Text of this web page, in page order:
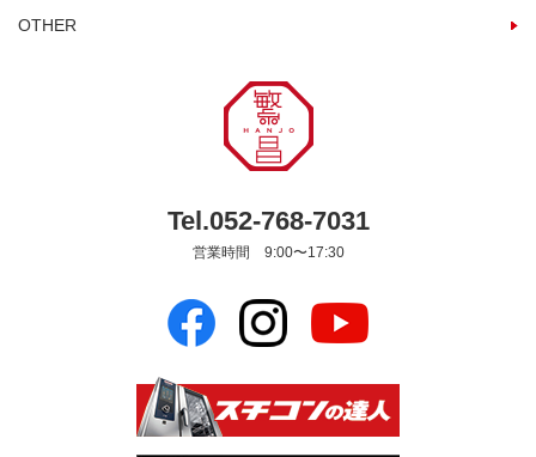
OTHER
Tel.052-768-7031
営業時間 9:00〜17:30